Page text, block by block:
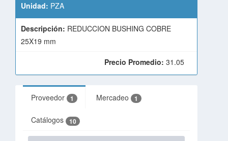
Unidad: PZA
Descripción: REDUCCION BUSHING COBRE
25X19 mm
Precio Promedio: 31.05
Proveedor 1 Mercadeo 1
Catálogos 10